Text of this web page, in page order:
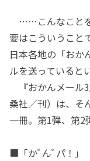
……こんなことを
要はこういうこと
日本各地の「おか
ルを送っていると
『おかんメール
桑社／刊）は、そ
一冊。第1弾、第2
■「かﾟんﾟパ！」